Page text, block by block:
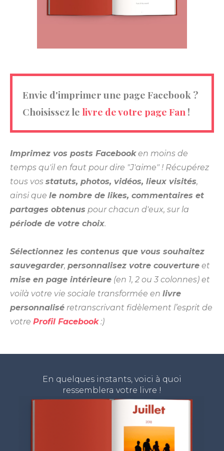
Envie d'imprimer une page Facebook ?
Choisissez le livre de votre page Fan !
Imprimez vos posts Facebooken moins de
temps qu'il en faut pour dire "J'aime" ! Récupérez
tous vos statuts, photos, vidéos, lieux visités,
ainsi que le nombre de likes, commentaires et
partages obtenus pour chacun d'eux, sur la
période de votre choix.
Sélectionnez les contenus que vous souhaitez
sauvegarder, personnalisez votre couverture et
mise en page intérieure (en 1, 2 ou 3 colonnes) et
voilà votre vie sociale transformée en livre
personnalisé retranscrivant fidèlement l’esprit de
votre Profil Facebook:)
En quelques instants, voici à quoi
ressemblera votre livre !